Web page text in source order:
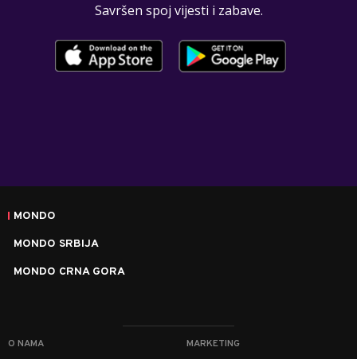
Savršen spoj vijesti i zabave.
MONDO
MONDO SRBIJA
MONDO CRNA GORA
O NAMA MARKETING